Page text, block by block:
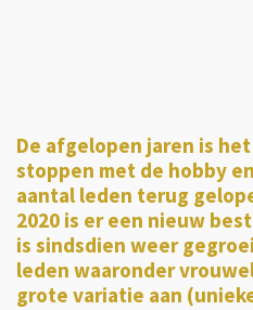
De afgelopen jaren is
stoppen met de hobby
aantal leden terug
2020 is er een nieuw
is sindsdien weer
leden waaronder
grote variatie aan